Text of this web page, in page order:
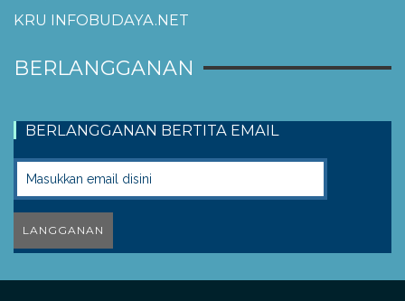
KRU INFOBUDAYA.NET
BERLANGGANAN
BERLANGGANAN BERTITA EMAIL